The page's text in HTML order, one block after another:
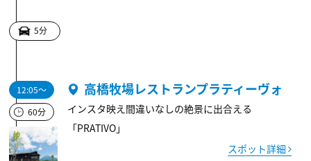
5分
12:05～
60分
高橋牧場レストランプラティーヴォ
インスタ映え間違いなしの絶景に出合える
「PRATIVO」
スポット詳細